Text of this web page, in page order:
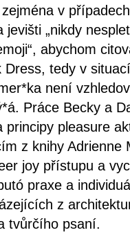
v
jevišti „nikdy
abychom
Dress, tedy v
není
Práce Becky a
principy pleasure
z knihy Adrienne
joy přístupu a
praxe a
z
tvůrčího psaní.